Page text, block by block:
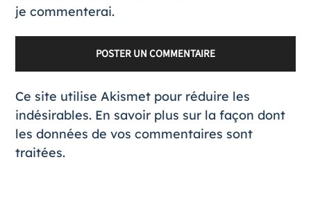
je commenterai.
Ce site utilise Akismet pour réduire les
indésirables. En savoir plus sur la façon dont
les données de vos commentaires sont
traitées.